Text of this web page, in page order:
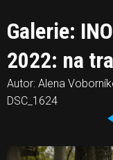
Galerie:
2022: na
Autor: Alena
DSC_1624